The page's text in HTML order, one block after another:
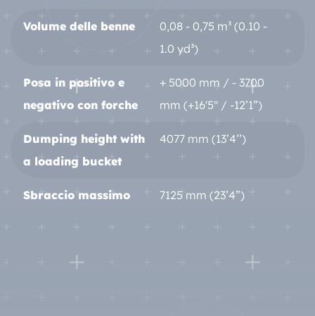
Volume delle benne
0,08 - 0,75 m³ (0.10 -
1.0 yd³)
Posa in positivo e
negativo con forche
+ 5000 mm / - 3700
mm (+16'5'' / -12’1”)
Dumping height with
a loading bucket
4077 mm (13’4’’)
Sbraccio massimo 7125 mm (23’4”)